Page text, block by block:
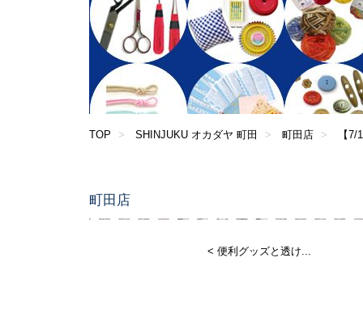
TOP SHINJUKU オカダヤ 町田 町田店 【
町田店
< 便利グッズと透け...